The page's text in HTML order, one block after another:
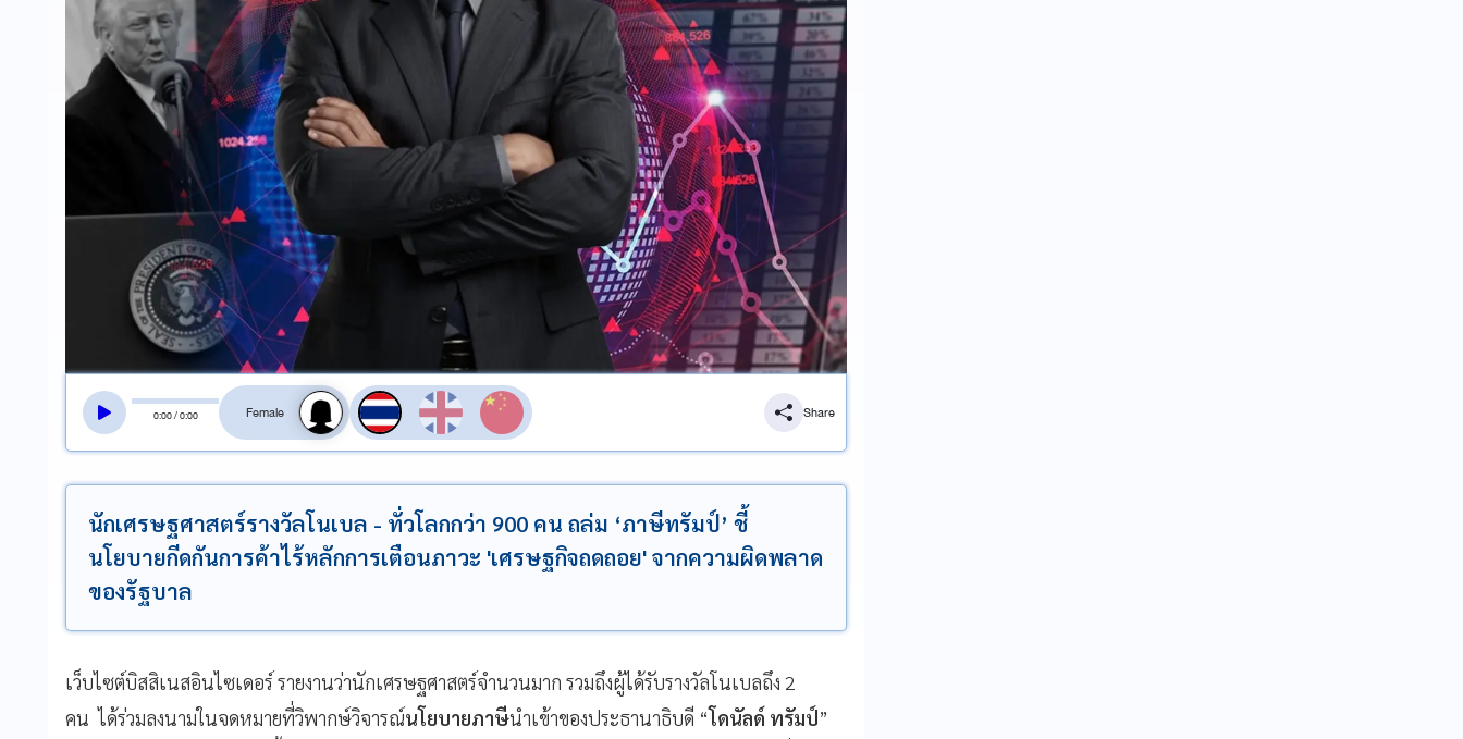
0:00/0:00
สลับเสียงอ่าน
Share
นักเศรษฐศาสตร์รางวัลโนเบล - ทั่วโลกกว่า 900 คน ถล่ม ‘ภาษีทรัมป์’ ชี้
นโยบายกีดกันการค้าไร้หลักการเตือนภาวะ 'เศรษฐกิจถดถอย' จากความผิดพลาด
ของรัฐบาล
เว็บไซต์บิสสิเนสอินไซเดอร์ รายงานว่านักเศรษฐศาสตร์จำนวนมาก รวมถึงผู้ได้รับรางวัลโนเบลถึง 2
คน ได้ร่วมลงนามในจดหมายที่วิพากษ์วิจารณ์นโยบายภาษีนำเข้าของประธานาธิบดี “โดนัลด์ ทรัมป์”